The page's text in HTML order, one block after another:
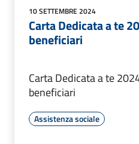
10 SETTEMBRE 2024
Carta Dedicata a te
beneficiari
Carta Dedicata a te
beneficiari
Assistenza sociale